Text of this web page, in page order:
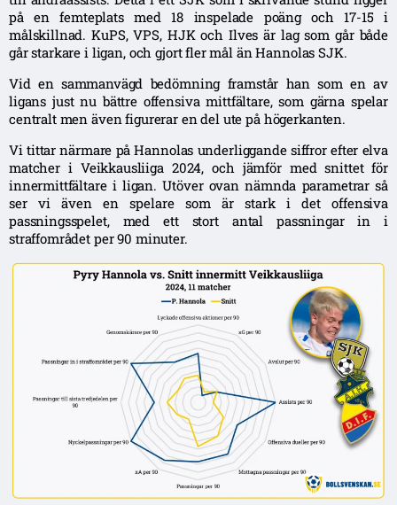
på en femteplats med 18 inspelade poäng och 17-15 i
målskillnad. KuPS, VPS, HJK och Ilves är lag som går både
går starkare i ligan, och gjort fler mål än Hannolas SJK.
Vid en sammanvägd bedömning framstår han som en av
ligans just nu bättre offensiva mittfältare, som gärna spelar
centralt men även figurerar en del ute på högerkanten.
Vi tittar närmare på Hannolas underliggande siffror efter elva
matcher i Veikkausliiga 2024, och jämför med snittet för
innermittfältare i ligan. Utöver ovan nämnda parametrar så
ser vi även en spelare som är stark i det offensiva
passningsspelet, med ett stort antal passningar in i
straffområdet per 90 minuter.